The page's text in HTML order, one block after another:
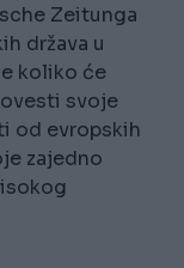
Zeitunga
država u
koliko će
svoje
od evropskih
zajedno